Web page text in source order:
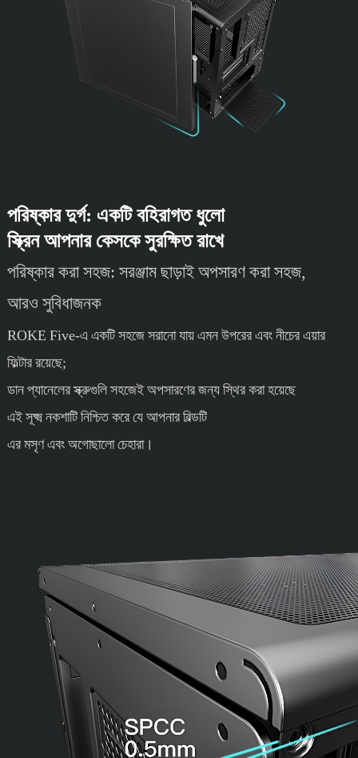
পরিষ্কার দুর্গ: একটি বহিরাগত ধুলো
স্ক্রিন আপনার কেসকে সুরক্ষিত রাখে
পরিষ্কার করা সহজ: সরঞ্জাম ছাড়াই অপসারণ করা সহজ,
আরও সুবিধাজনক
ROKE Five-এ একটি সহজে সরানো যায় এমন উপরের এবং নীচের এয়ার
ফিল্টার রয়েছে;
ডান প্যানেলের স্ক্রুগুলি সহজেই অপসারণের জন্য স্থির করা হয়েছে
এই সূক্ষ্ম নকশাটি নিশ্চিত করে যে আপনার বিল্ডটি
এর মসৃণ এবং অগোছালো চেহারা।